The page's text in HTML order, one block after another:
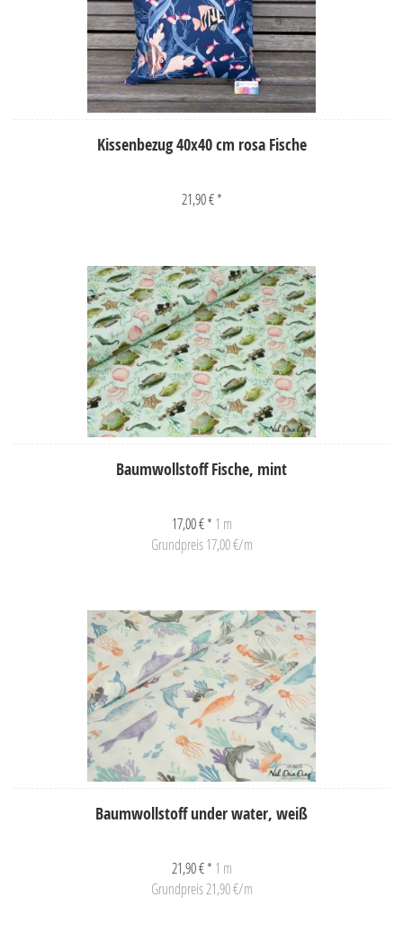
Kissenbezug 40x40 cm rosa Fische
21,90 € *
Baumwollstoff Fische, mint
17,00 € * 1 m
Grundpreis 17,00 €/m
Baumwollstoff under water, weiß
21,90 € * 1 m
Grundpreis 21,90 €/m